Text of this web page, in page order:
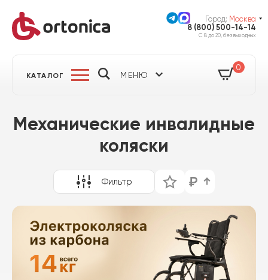
Город: Москва
8 (800) 500-14-14
С 8 до 20, без выходных
КАТАЛОГ МЕНЮ
0
Механические инвалидные
коляски
Фильтр